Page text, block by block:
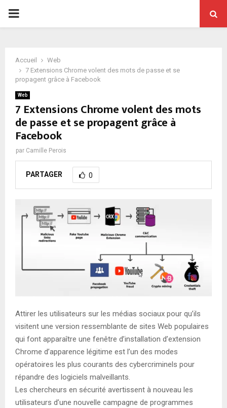
PRIMARY
Accueil
Web
7 Extensions Chrome volent des mots de passe et se
propagent grâce à Facebook
Web
7 Extensions Chrome volent des mots
de passe et se propagent grâce à
Facebook
par Camille Perois
PARTAGER 0
Attirer les utilisateurs sur les médias sociaux pour qu’ils
visitent une version ressemblante de sites Web populaires
qui font apparaître une fenêtre d’installation d’extension
Chrome d’apparence légitime est l’un des modes
opératoires les plus courants des cybercriminels pour
répandre des logiciels malveillants.
Les chercheurs en sécurité avertissent à nouveau les
utilisateurs d’une nouvelle campagne de programmes